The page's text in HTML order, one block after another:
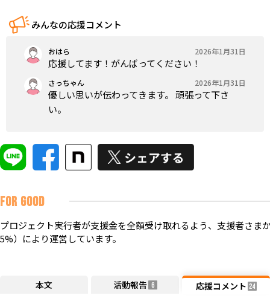
みんなの応援コメント
おはら 2026年1月31日
応援してます！がんばってください！
さっちゃん 2026年1月31日
優しい思いが伝わってきます。 頑張って下さ
い。
FOR GOOD
プロジェクト実行者が支援金を全額受け取れるよう、支援者さま
5%）により運営しています。
本文 活動報告 6 応援コメント 24